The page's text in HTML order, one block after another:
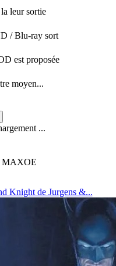
leur sortie
/ Blu-ray sort
est proposée
moyen...
...
MAXOE
Knight de Jurgens &...